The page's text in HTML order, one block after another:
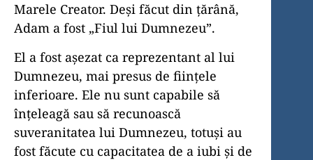
Marele Creator. Deși făcut din țărână,
Adam a fost „Fiul lui Dumnezeu”.
El a fost așezat ca reprezentant al lui
Dumnezeu, mai presus de ființele
inferioare. Ele nu sunt capabile să
înțeleagă sau să recunoască
suveranitatea lui Dumnezeu, totuși au
fost făcute cu capacitatea de a iubi și de